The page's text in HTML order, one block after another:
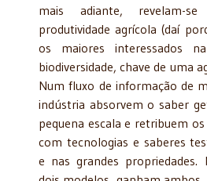
mais adiante, revelam-
produtividade agrícola (daí
os maiores interessados
biodiversidade, chave de uma
Num fluxo de informação de
indústria absorvem o saber
pequena escala e retribuem
com tecnologias e saberes
e nas grandes